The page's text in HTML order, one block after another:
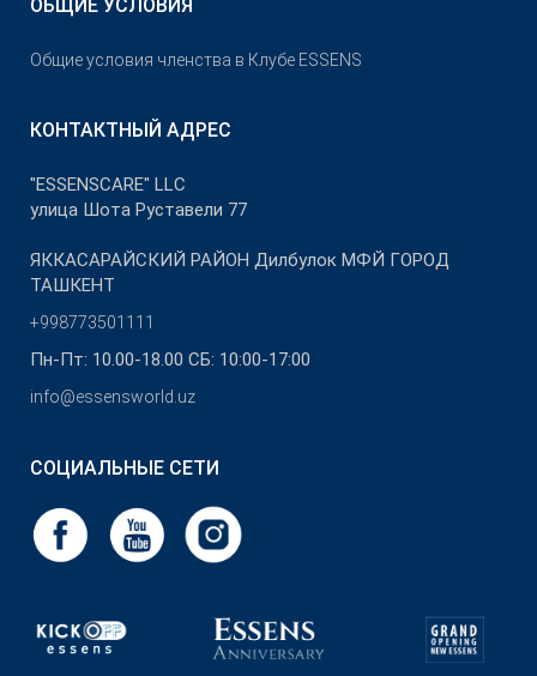
ОБЩИЕ УСЛОВИЯ
Общие условия членства в Клубе ESSENS
КОНТАКТНЫЙ АДРЕС
"ESSENSCARE" LLC
улица Шота Руставели 77
ЯККАСАРАЙСКИЙ РАЙОН Дилбулок МФЙ ГОРОД
ТАШКЕНТ
+998773501111
Пн-Пт: 10.00-18.00 СБ: 10:00-17:00
info@essensworld.uz
СОЦИАЛЬНЫЕ СЕТИ